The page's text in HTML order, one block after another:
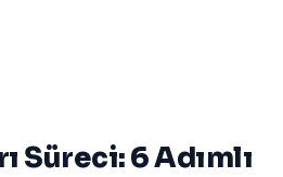
Süreci: 6 Adımlı